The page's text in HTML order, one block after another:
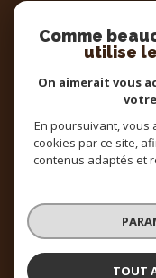
© 2026 | Tous
Nos honoraires
Admin
Comme
utilise
On aimerait vous
En poursuivant, vous
cookies par ce site,
contenus adaptés et
TOUT